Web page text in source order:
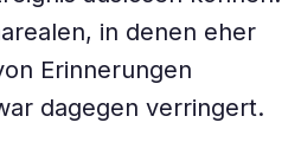
in denen eher
Erinnerungen
dagegen verringert.